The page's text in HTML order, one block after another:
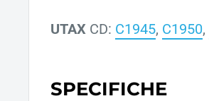
UTAX CD: C1945, C1950,
SPECIFICHE